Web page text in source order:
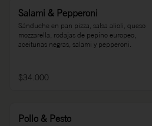
Salami & Pepperoni
Sánduche en pan pizza, salsa alioli, queso
mozzarella, rodajas de pepino europeo,
aceitunas negras, salami y pepperoni.
$34.000
Pollo & Pesto